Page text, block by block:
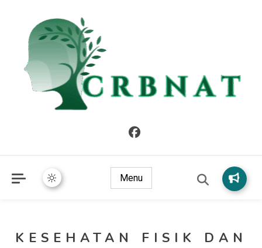
Menu
KESEHATAN FISIK DAN